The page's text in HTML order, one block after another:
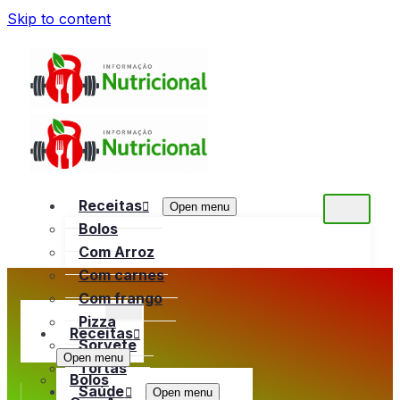
Skip to content
Receitas Open menu
Bolos
Com Arroz
Com carnes
Com frango
Pizza
Sorvete
Tortas
Saúde
Open menu
Receitas
Open menu
Bolos